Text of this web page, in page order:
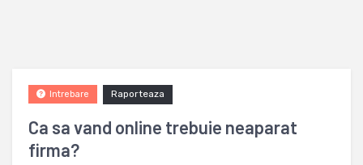
Ca sa vand online trebuie neaparat
firma?
Raporteaza
Intrebare